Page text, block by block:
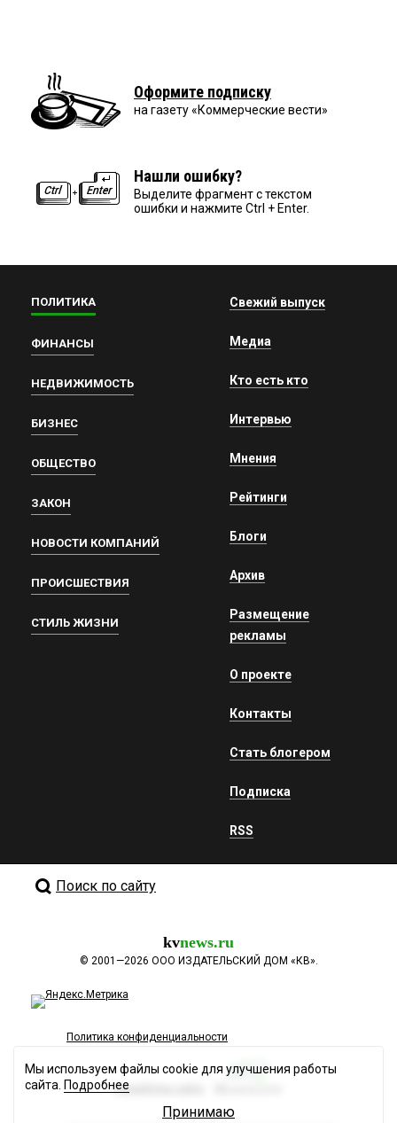
Оформите подписку
на газету «Коммерческие вести»
Нашли ошибку?
Выделите фрагмент с текстом
ошибки и нажмите Ctrl + Enter.
ПОЛИТИКА
ФИНАНСЫ
НЕДВИЖИМОСТЬ
БИЗНЕС
ОБЩЕСТВО
ЗАКОН
НОВОСТИ КОМПАНИЙ
ПРОИСШЕСТВИЯ
СТИЛЬ ЖИЗНИ
Свежий выпуск
Медиа
Кто есть кто
Интервью
Мнения
Рейтинги
Блоги
Архив
Размещение
рекламы
О проекте
Контакты
Стать блогером
Подписка
RSS
Поиск по сайту
kvnews.ru
© 2001—2026 ООО ИЗДАТЕЛЬСКИЙ ДОМ «КВ».
Политика конфиденциальности
Разработка сайта
Мы используем файлы cookie для улучшения работы
сайта. Подробнее
Принимаю